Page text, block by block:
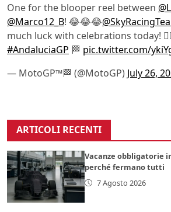
One for the blooper reel between
@Marco12_B! 😂😂😂
much luck with celebrations today!
#AndaluciaGP 🏁 pic.twitter.com/
— MotoGP™🏁 (@MotoGP) July 26,
ARTICOLI RECENTI
Vacanze obbligatorie
perché fermano tutti
7 Agosto 2026